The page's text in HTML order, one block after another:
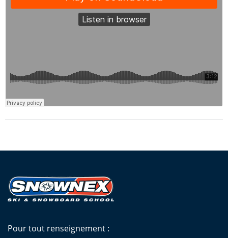
Pour tout renseignement :